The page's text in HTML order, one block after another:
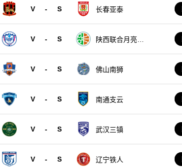
V - S 长春亚泰
V - S
陕西联合月亮泊
V - S 佛山南狮
V - S 南通支云
V - S 武汉三镇
V - S 辽宁铁人